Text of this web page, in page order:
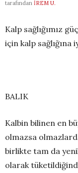
tarafından İREM U.
Kalp sağlığımız
için kalp sağlığına
BALIK
Kalbin bilinen en
olmazsa
birlikte tam da
olarak